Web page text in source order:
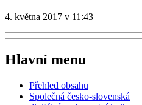
4. května 2017 v 11:43
Hlavní menu
Přehled obsahu
Společná česko-slovenská